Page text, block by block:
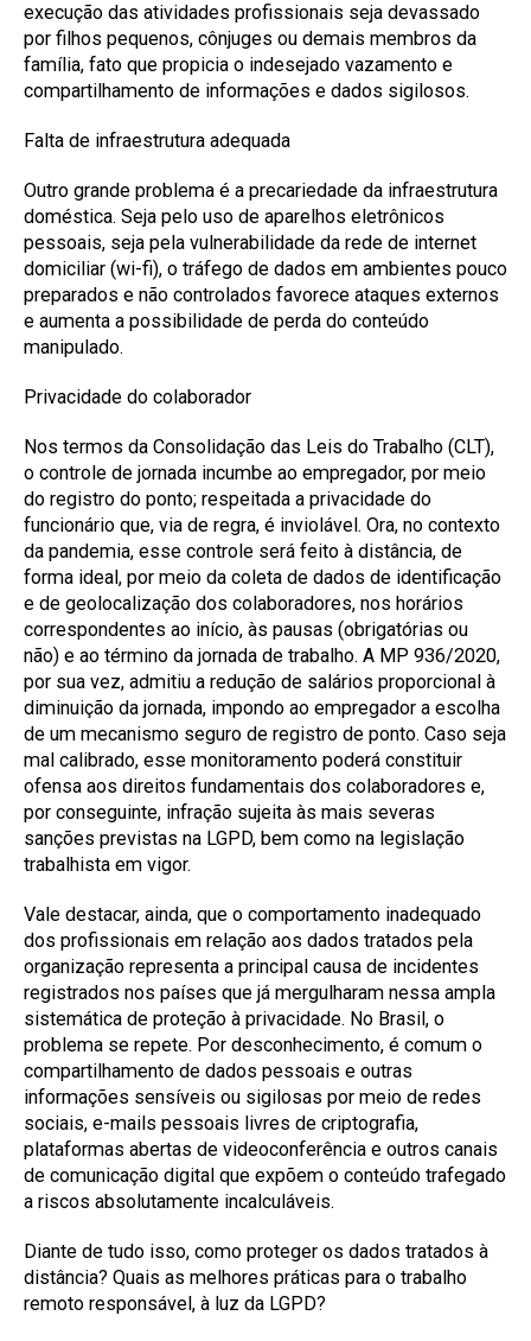
execução das atividades profissionais seja devassado
por filhos pequenos, cônjuges ou demais membros da
família, fato que propicia o indesejado vazamento e
compartilhamento de informações e dados sigilosos.
Falta de infraestrutura adequada
Outro grande problema é a precariedade da infraestrutura
doméstica. Seja pelo uso de aparelhos eletrônicos
pessoais, seja pela vulnerabilidade da rede de internet
domiciliar (wi-fi), o tráfego de dados em ambientes pouco
preparados e não controlados favorece ataques externos
e aumenta a possibilidade de perda do conteúdo
manipulado.
Privacidade do colaborador
Nos termos da Consolidação das Leis do Trabalho (CLT),
o controle de jornada incumbe ao empregador, por meio
do registro do ponto; respeitada a privacidade do
funcionário que, via de regra, é inviolável. Ora, no contexto
da pandemia, esse controle será feito à distância, de
forma ideal, por meio da coleta de dados de identificação
e de geolocalização dos colaboradores, nos horários
correspondentes ao início, às pausas (obrigatórias ou
não) e ao término da jornada de trabalho. A MP 936/2020,
por sua vez, admitiu a redução de salários proporcional à
diminuição da jornada, impondo ao empregador a escolha
de um mecanismo seguro de registro de ponto. Caso seja
mal calibrado, esse monitoramento poderá constituir
ofensa aos direitos fundamentais dos colaboradores e,
por conseguinte, infração sujeita às mais severas
sanções previstas na LGPD, bem como na legislação
trabalhista em vigor.
Vale destacar, ainda, que o comportamento inadequado
dos profissionais em relação aos dados tratados pela
organização representa a principal causa de incidentes
registrados nos países que já mergulharam nessa ampla
sistemática de proteção à privacidade. No Brasil, o
problema se repete. Por desconhecimento, é comum o
compartilhamento de dados pessoais e outras
informações sensíveis ou sigilosas por meio de redes
sociais, e-mails pessoais livres de criptografia,
plataformas abertas de videoconferência e outros canais
de comunicação digital que expõem o conteúdo trafegado
a riscos absolutamente incalculáveis.
Diante de tudo isso, como proteger os dados tratados à
distância? Quais as melhores práticas para o trabalho
remoto responsável, à luz da LGPD?